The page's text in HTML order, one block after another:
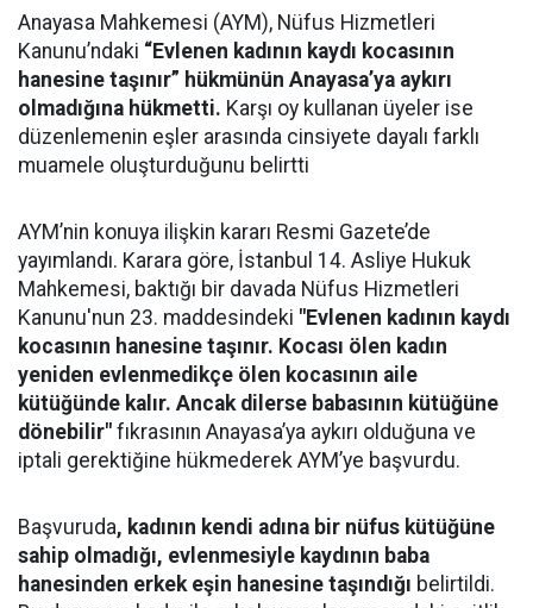
Anayasa Mahkemesi (AYM), Nüfus Hizmetleri
Kanunu’ndaki “Evlenen kadının kaydı kocasının
hanesine taşınır” hükmünün Anayasa’ya aykırı
olmadığına hükmetti. Karşı oy kullanan üyeler ise
düzenlemenin eşler arasında cinsiyete dayalı farklı
muamele oluşturduğunu belirtti
AYM’nin konuya ilişkin kararı Resmi Gazete’de
yayımlandı. Karara göre, İstanbul 14. Asliye Hukuk
Mahkemesi, baktığı bir davada Nüfus Hizmetleri
Kanunu'nun 23. maddesindeki "Evlenen kadının kaydı
kocasının hanesine taşınır. Kocası ölen kadın
yeniden evlenmedikçe ölen kocasının aile
kütüğünde kalır. Ancak dilerse babasının kütüğüne
dönebilir" fıkrasının Anayasa’ya aykırı olduğuna ve
iptali gerektiğine hükmederek AYM’ye başvurdu.
Başvuruda, kadının kendi adına bir nüfus kütüğüne
sahip olmadığı, evlenmesiyle kaydının baba
hanesinden erkek eşin hanesine taşındığı belirtildi.